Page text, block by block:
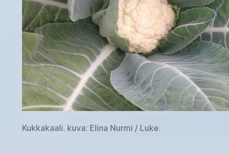
Kukkakaali. kuva: Elina Nurmi / Luke.